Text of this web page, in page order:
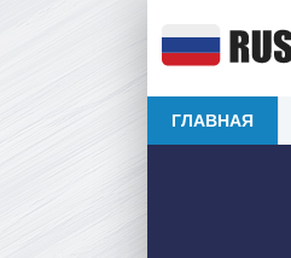
ГЛАВНАЯ